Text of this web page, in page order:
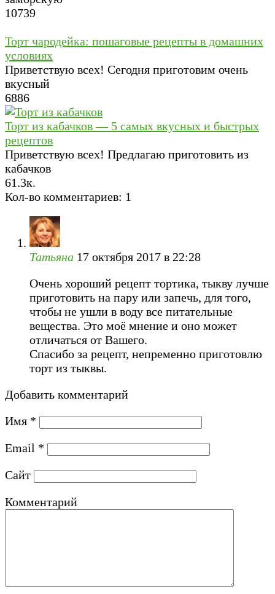
10739
Торт чародейка: пошаговые рецепты в домашних
условиях
Приветствую всех! Сегодня приготовим очень
вкусный
6886
Торт из кабачков — 5 самых вкусных и быстрых
рецептов
Приветствую всех! Предлагаю приготовить из
кабачков
61.3к.
Кол-во комментариев: 1
Татьяна 17 октября 2017 в 22:28
Очень хороший рецепт тортика, тыкву лучше
приготовить на пару или запечь, для того,
чтобы не ушли в воду все питательные
вещества. Это моё мнение и оно может
отличаться от Вашего.
Спасибо за рецепт, непременно приготовлю
торт из тыквы.
Добавить комментарий
Имя *
Email *
Сайт
Комментарий